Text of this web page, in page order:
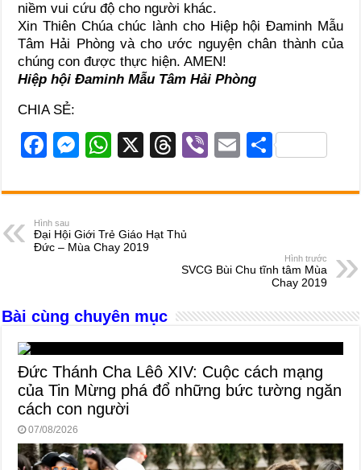
niềm vui cứu độ cho người khác.
Xin Thiên Chúa chúc lành cho Hiệp hội Đaminh Mẫu
Tâm Hải Phòng và cho ước nguyện chân thành của
chúng con được thực hiện. AMEN!
Hiệp hội Đaminh Mẫu Tâm Hải Phòng
CHIA SẺ:
F
c
e
b
k
M
ss
n
W
at
A
X
T
e
d
s
Vi
er
E
ail
S
ar
Hình sau
Đại Hội Giới Trẻ Giáo Hạt Thủ
Đức – Mùa Chay 2019
Hình trước
SVCG Bùi Chu tĩnh tâm Mùa
Chay 2019
Bài cùng chuyên mục
Đức Thánh Cha Lêô XIV: Cuộc cách mạng
của Tin Mừng phá đổ những bức tường ngăn
cách con người
07/08/2026